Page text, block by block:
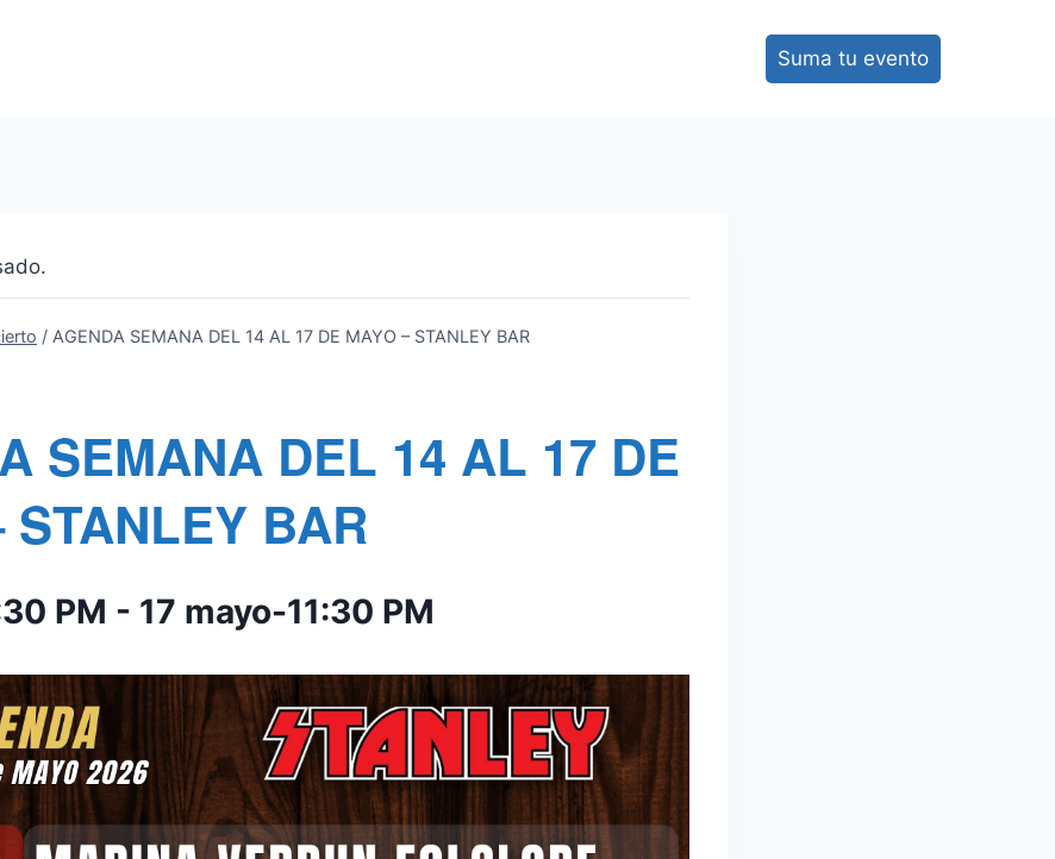
Suma tu evento
/ AGENDA SEMANA DEL 14 AL 17 DE MAYO – STANLEY BAR
SEMANA DEL 14 AL 17 DE
STANLEY BAR
PM - 17 mayo-11:30 PM